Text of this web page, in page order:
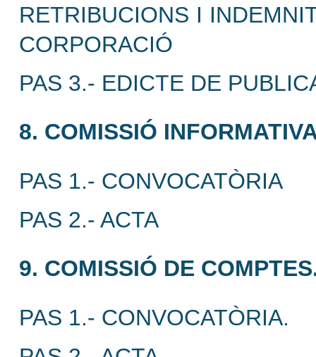
RETRIBUCIONS I
CORPORACIÓ
PAS 3.- EDICTE DE
8. COMISSIÓ
PAS 1.- CONVOCATÒRIA
PAS 2.- ACTA
9. COMISSIÓ DE
PAS 1.- CONVOCATÒRIA.